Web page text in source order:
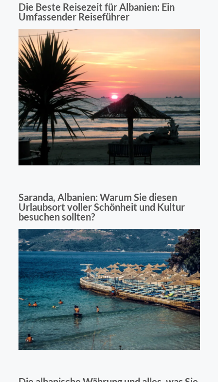
Die Beste Reisezeit für Albanien: Ein
Umfassender Reiseführer
Saranda, Albanien: Warum Sie diesen
Urlaubsort voller Schönheit und Kultur
besuchen sollten?